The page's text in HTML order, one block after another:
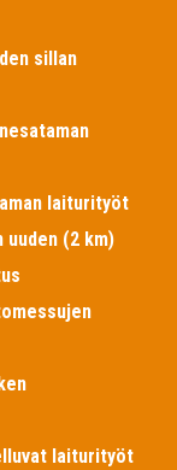
sillan
laiturityöt
uuden (2 km)
laiturityöt